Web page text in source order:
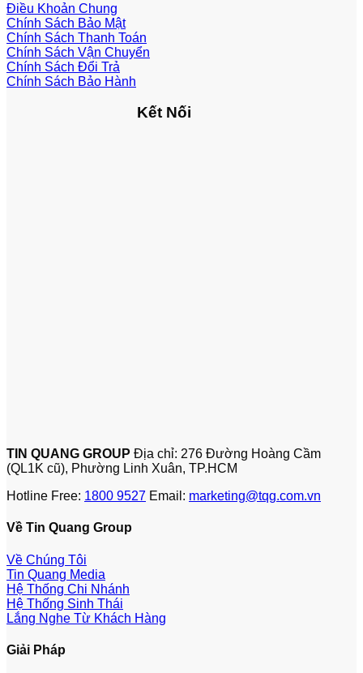
Điều Khoản Chung
Chính Sách Bảo Mật
Chính Sách Thanh Toán
Chính Sách Vận Chuyển
Chính Sách Đổi Trả
Chính Sách Bảo Hành
Kết Nối
TIN QUANG GROUP Địa chỉ: 276 Đường Hoàng Cầm
(QL1K cũ), Phường Linh Xuân, TP.HCM
Hotline Free: 1800 9527 Email: marketing@tqg.com.vn
Về Tin Quang Group
Về Chúng Tôi
Tin Quang Media
Hệ Thống Chi Nhánh
Hệ Thống Sinh Thái
Lắng Nghe Từ Khách Hàng
Giải Pháp